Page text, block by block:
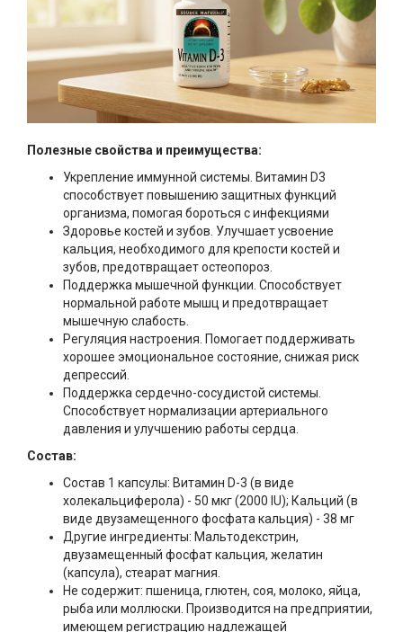
Полезные свойства и преимущества:
Укрепление иммунной системы. Витамин D3
способствует повышению защитных функций
организма, помогая бороться с инфекциями
Здоровье костей и зубов. Улучшает усвоение
кальция, необходимого для крепости костей и
зубов, предотвращает остеопороз.
Поддержка мышечной функции. Способствует
нормальной работе мышц и предотвращает
мышечную слабость.
Регуляция настроения. Помогает поддерживать
хорошее эмоциональное состояние, снижая риск
депрессий.
Поддержка сердечно-сосудистой системы.
Способствует нормализации артериального
давления и улучшению работы сердца.
Состав:
Состав 1 капсулы: Витамин D-3 (в виде
холекальциферола) - 50 мкг (2000 IU); Кальций (в
виде двузамещенного фосфата кальция) - 38 мг
Другие ингредиенты: Мальтодекстрин,
двузамещенный фосфат кальция, желатин
(капсула), стеарат магния.
Не содержит: пшеница, глютен, соя, молоко, яйца,
рыба или моллюски. Производится на предприятии,
имеющем регистрацию надлежащей